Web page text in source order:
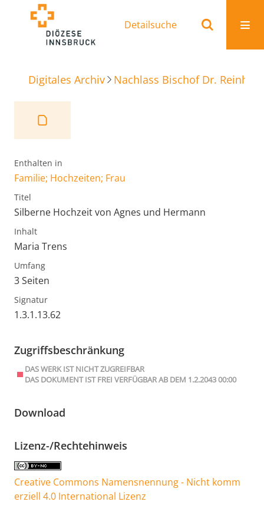
Detailsuche
Digitales Archiv Nachlass Bischof Dr.
Enthalten in
Familie; Hochzeiten; Frau
Titel
Silberne Hochzeit von Agnes und Hermann
Inhalt
Maria Trens
Umfang
3 Seiten
Signatur
1.3.1.13.62
Zugriffsbeschränkung
DAS WERK IST NICHT ZUGREIFBAR
DAS DOKUMENT IST FREI VERFÜGBAR AB DEM 1.2.2043 00:00
Download
Lizenz-/Rechtehinweis
Creative Commons Namensnennung - Nicht komm
erziell 4.0 International Lizenz